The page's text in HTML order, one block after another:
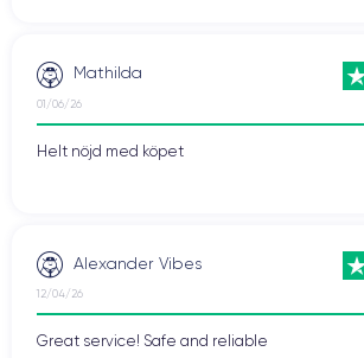
Mathilda
01/06/26
Helt nöjd med köpet
Alexander Vibes
12/04/26
Great service! Safe and reliable